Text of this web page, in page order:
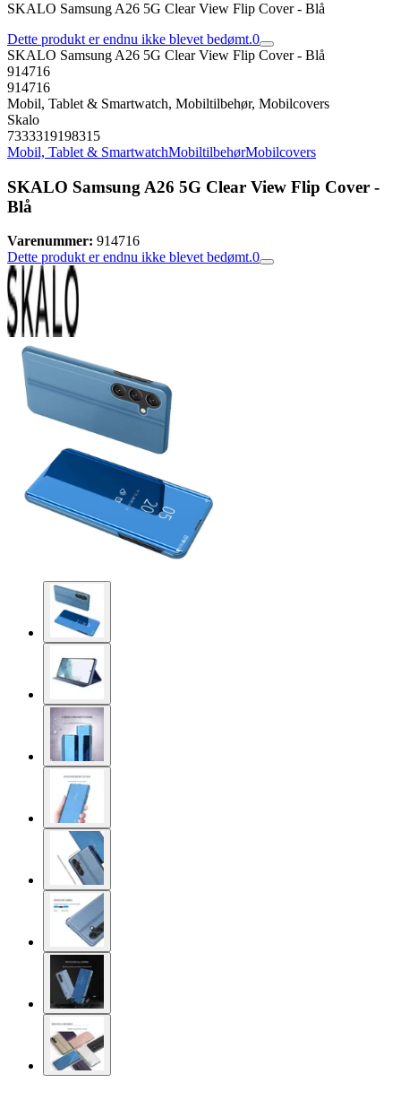
SKALO Samsung A26 5G Clear View Flip Cover - Blå
Dette produkt er endnu ikke blevet bedømt.0
SKALO Samsung A26 5G Clear View Flip Cover - Blå
914716
914716
Mobil, Tablet & Smartwatch, Mobiltilbehør, Mobilcovers
Skalo
7333319198315
Mobil, Tablet & SmartwatchMobiltilbehørMobilcovers
SKALO Samsung A26 5G Clear View Flip Cover -
Blå
Varenummer: 914716
Dette produkt er endnu ikke blevet bedømt.0